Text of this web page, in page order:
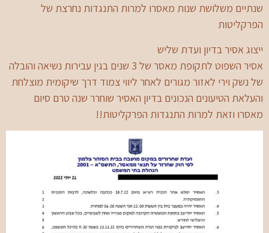
שנתיים משלושת שנות מאסרו למרות התנגדות נחרצת של
הפרקליטות
ייצוג אסיר בדיון ועדת שליש
אסיר השפוט לתקופת מאסר של 3 שנים בגין עבירות נשיאה והובלה
של נשק וירי לאזור מגורים לאחר ליווי צמוד דרך שיקומית מוצלחת
והעלאת הטיעונים הנכונים בדיון האסיר שוחרר שנה טרם סיום
מאסרו וזאת למרות התנגדות הפרקליטות!!